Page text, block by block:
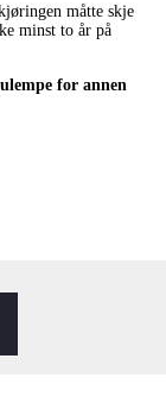
måtte skje
minst to år på
for annen